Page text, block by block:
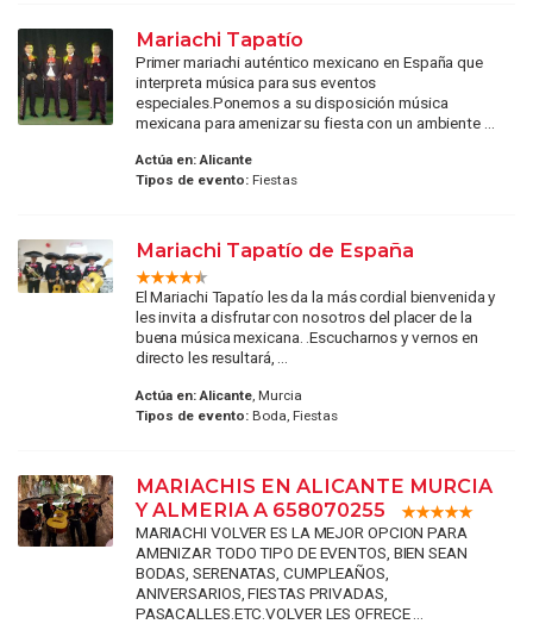
Mariachi Tapatío
Primer mariachi auténtico mexicano en España que
interpreta música para sus eventos
especiales.Ponemos a su disposición música
mexicana para amenizar su fiesta con un ambiente ...
Actúa en: Alicante
Tipos de evento:Fiestas
Mariachi Tapatío de España
El Mariachi Tapatío les da la más cordial bienvenida y
les invita a disfrutar con nosotros del placer de la
buena música mexicana. .Escucharnos y vernos en
directo les resultará, ...
Actúa en: Alicante, Murcia
Tipos de evento:Boda, Fiestas
MARIACHIS EN ALICANTE MURCIA
Y ALMERIA A 658070255
MARIACHI VOLVER ES LA MEJOR OPCION PARA
AMENIZAR TODO TIPO DE EVENTOS, BIEN SEAN
BODAS, SERENATAS, CUMPLEAÑOS,
ANIVERSARIOS, FIESTAS PRIVADAS,
PASACALLES.ETC.VOLVER LES OFRECE ...